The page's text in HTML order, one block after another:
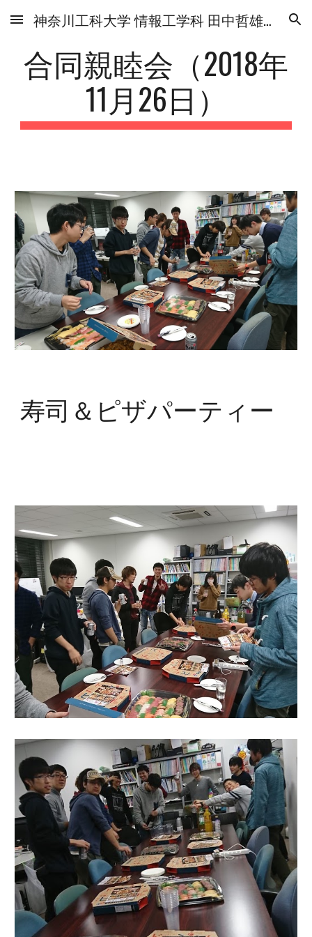
Skip to main content Skip to navigation
神奈川工科大学 情報工学科 田中哲雄研究室
合同親睦会（2018年
11月26日）
寿司＆ピザパーティー